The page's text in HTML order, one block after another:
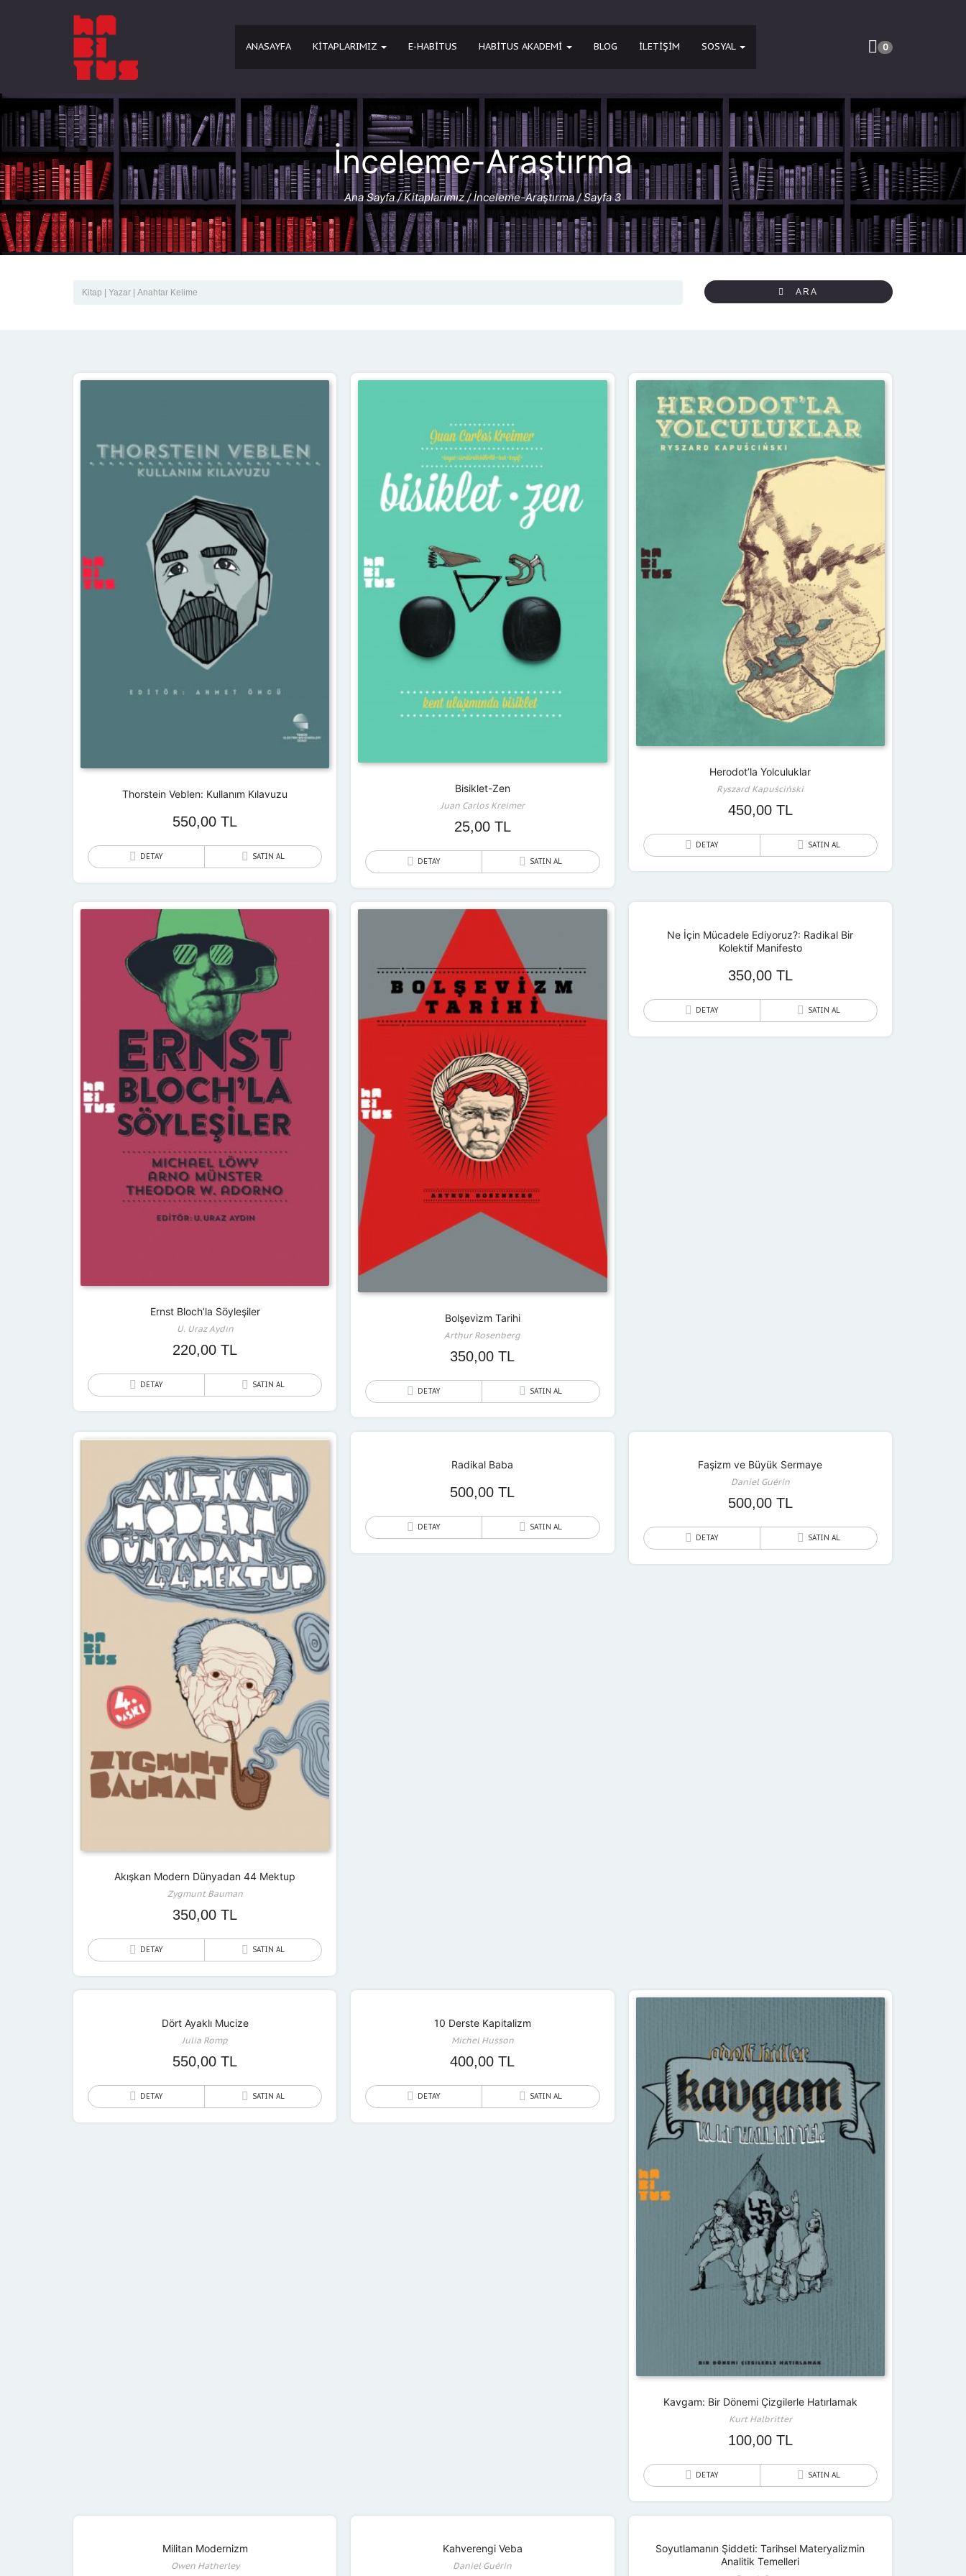
0
ANASAYFA KITAPLARIMIZ E-HABITUS HABİTUS AKADEMİ BLOG İLETIŞIM SOSYAL
İnceleme-Araştırma
Ana Sayfa/Kitaplarımız/İnceleme-Araştırma/ Sayfa 3
ARA
Thorstein Veblen: Kullanım Kılavuzu
550,00TL
DETAY SATIN AL
Bisiklet-Zen
Juan Carlos Kreimer
25,00 TL
DETAY SATIN AL
Herodot’la Yolculuklar
Ryszard Kapuściński
450,00 TL
DETAY SATIN AL
Ernst Bloch’la Söyleşiler
U. Uraz Aydın
220,00TL
DETAY SATIN AL
Bolşevizm Tarihi
Arthur Rosenberg
350,00TL
DETAY SATIN AL
Ne İçin Mücadele Ediyoruz?: Radikal Bir
Kolektif Manifesto
350,00 TL
DETAY SATIN AL
Akışkan Modern Dünyadan 44 Mektup
Zygmunt Bauman
350,00TL
DETAY SATIN AL
Radikal Baba
500,00TL
DETAY SATIN AL
Faşizm ve Büyük Sermaye
Daniel Guérin
500,00 TL
DETAY SATIN AL
Dört Ayaklı Mucize
Julia Romp
550,00TL
DETAY SATIN AL
10 Derste Kapitalizm
Michel Husson
400,00TL
DETAY SATIN AL
Kavgam: Bir Dönemi Çizgilerle Hatırlamak
Kurt Halbritter
100,00 TL
DETAY SATIN AL
Militan Modernizm
Owen Hatherley
Kahverengi Veba
Daniel Guérin
Soyutlamanın Şiddeti: Tarihsel Materyalizmin
Analitik Temelleri